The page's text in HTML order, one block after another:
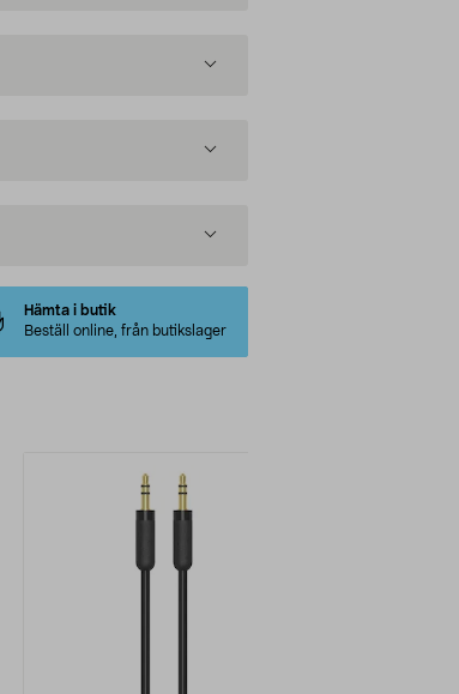
Hämta i butik
Beställ online, från butikslager